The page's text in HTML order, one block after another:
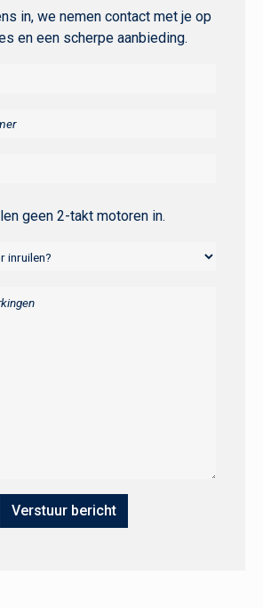
in, we nemen contact met je op
en een scherpe aanbieding.
geen 2-takt motoren in.